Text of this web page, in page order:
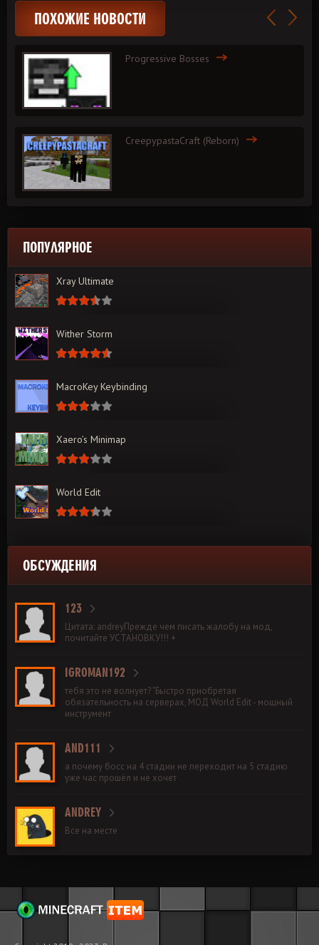
ПОХОЖИЕ НОВОСТИ
Progressive Bosses
CreepypastaCraft (Reborn)
ПОПУЛЯРНОЕ
Xray Ultimate
Wither Storm
MacroKey Keybinding
Xaero’s Minimap
World Edit
ОБСУЖДЕНИЯ
123
Цитата: andreyПрежде чем писать жалобу на мод,
почитайте УСТАНОВКУ!!! +
IGROMAN192
тебя это не волнует? "Быстро приобретая
обязательность на серверах, МОД World Edit - мощный
инструмент
AND111
а почему босс на 4 стадии не переходит на 5 стадию
уже час прошёл и не хочет
ANDREY
Все на месте